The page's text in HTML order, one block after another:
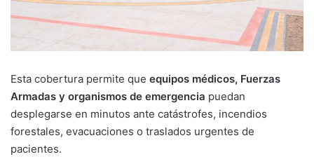
Esta cobertura permite que equipos médicos, Fuerzas
Armadas y organismos de emergencia puedan
desplegarse en minutos ante catástrofes, incendios
forestales, evacuaciones o traslados urgentes de
pacientes.